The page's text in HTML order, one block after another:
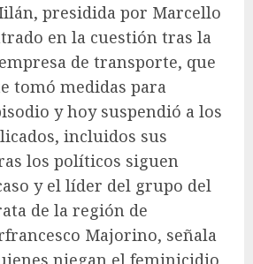
presidida por Marcello
en la cuestión tras la
de transporte, que
tomó medidas para
y hoy suspendió a los
incluidos sus
los políticos siguen
y el líder del grupo del
de la región de
Majorino, señala
niegan el feminicidio,